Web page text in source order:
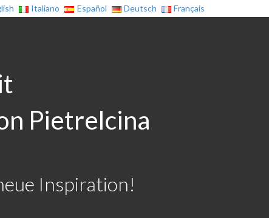
Italiano Español Deutsch Français
Pietrelcina
Inspiration!